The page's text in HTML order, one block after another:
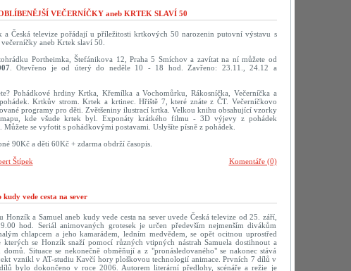
VEČERNÍČKY aneb KRTEK SLAVÍ 50
a Česká televize pořádají u příležitosti krtkových 50 narozenin putovní výstavu s
aneb Krtek slaví 50.
Portheimka, Štefánikova 12, Praha 5 Smíchov a zavítat na ní můžete od
. Otevřeno je od úterý do neděle 10 - 18 hod. Zavřeno: 23.11., 24.12 a
Pohádkové hrdiny Krtka, Křemílka a Vochomůrku, Rákosníčka, Večerníčka a
Krtkův strom. Krtek a krtinec. Hřiště 7, které znáte z ČT. Večerníčkovo
programy pro děti. Zvětšeniny ilustrací krtka. Velkou knihu obsahující vzorky
kde všude krtek byl. Exponáty krátkého filmu - 3D výjevy z pohádek
Můžete se vyfotit s pohádkovými postavami. Uslyšíte písně z pohádek.
90Kč a děti 60Kč + zdarma obdrží časopis.
Komentáře (0)
Štípek
vede cesta na sever
Honzík a Samuel aneb kudy vede cesta na sever uvede Česká televize od 25. září,
hod. Seriál animovaných grotesek je určen především nejmenším divákům
chlapcem a jeho kamarádem, ledním medvědem, se opět ocitnou uprostřed
kterých se Honzík snaží pomocí různých vtipných nástrah Samuela dostihnout a
Situace se nekonečně obměňují a z "pronásledovaného" se nakonec stává
vznikl v AT-studiu Kavčí hory ploškovou technologií animace. Prvních 7 dílů v
bylo dokončeno v roce 2006. Autorem literární předlohy, scénáře a režie je